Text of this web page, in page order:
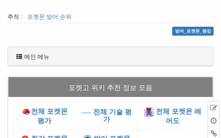
추적 포켓몬 방어 순위
방어_포켓몬_랭킹
메인 메뉴
포켓고 위키 추천 정보 모음
전체 포켓몬
평가
전체 기술 평
가
전체 포켓몬 레
어도